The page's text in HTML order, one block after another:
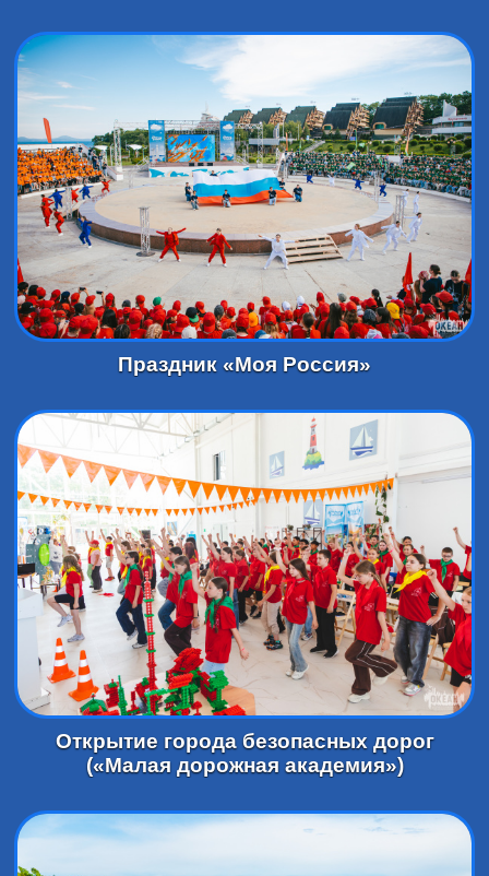
Праздник «Моя Россия»
Открытие города безопасных дорог
(«Малая дорожная академия»)